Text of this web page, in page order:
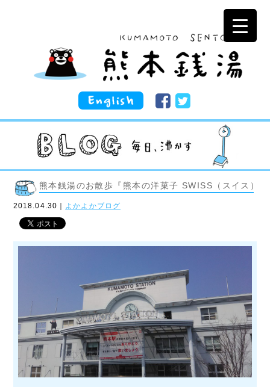
熊本銭湯のお散歩『熊本の洋菓子 SWISS（スイス）』
2018.04.30｜ よかよかブログ